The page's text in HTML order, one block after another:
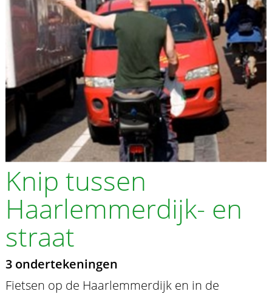
Knip tussen
Haarlemmerdijk- en
straat
3 ondertekeningen
Fietsen op de Haarlemmerdijk en in de